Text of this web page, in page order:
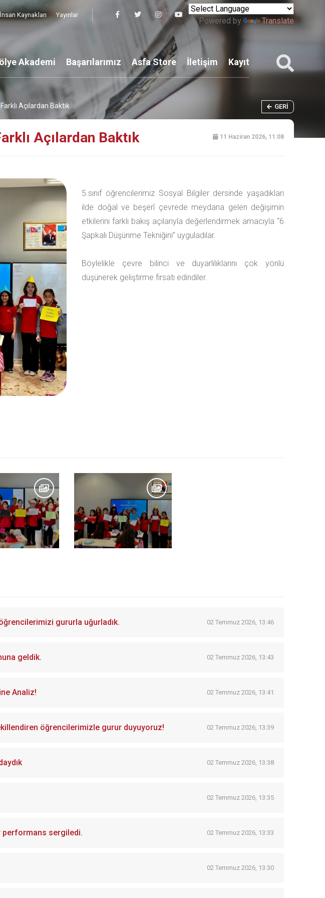
İnsan Kaynakları Yayınlar
Powered by Translate
Akademi Başarılarımız Asfa Store İletişim Kayıt
Açılardan Baktık GERI
Açılardan Baktık 11 Haziran 2026, 11:08
5.sınıf öğrencilerimiz Sosyal Bilgiler dersinde yaşadıkları
ilde doğal ve beşerî çevrede meydana gelen değişimin
etkilerini farklı bakış açılarıyla değerlendirmek amacıyla “6
Şapkalı Düşünme Tekniğini” uyguladılar.
Böylelikle çevre bilinci ve duyarlılıklarını çok yönlü
düşünerek geliştirme fırsatı edindiler.
gururla uğurladık. 02 Temmuz 2026, 13:46
geldik. 02 Temmuz 2026, 13:43
Analiz! 02 Temmuz 2026, 13:41
öğrencilerimizle gurur duyuyoruz! 02 Temmuz 2026, 13:39
02 Temmuz 2026, 13:38
02 Temmuz 2026, 13:35
performans sergiledi. 02 Temmuz 2026, 13:33
02 Temmuz 2026, 13:30